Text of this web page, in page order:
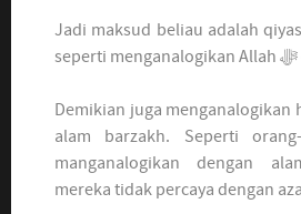
Jadi maksud beliau adalah
Demikian juga menganalogikan
alam barzakh. Seperti
manganalogikan dengan
mereka tidak percaya dengan